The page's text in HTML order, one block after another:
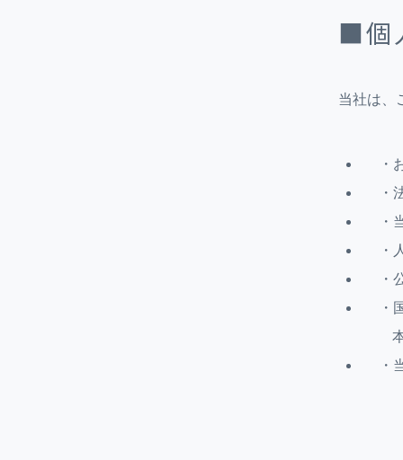
■個
当社は、
・
・
・
・
・
・
・